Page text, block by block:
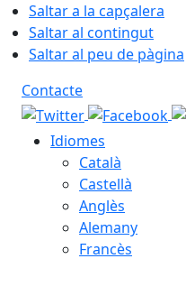
Saltar a la capçalera
Saltar al contingut
Saltar al peu de pàgina
Contacte
Idiomes
Català
Castellà
Anglès
Alemany
Francès